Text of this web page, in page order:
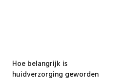
Hoe belangrijk is
huidverzorging geworden